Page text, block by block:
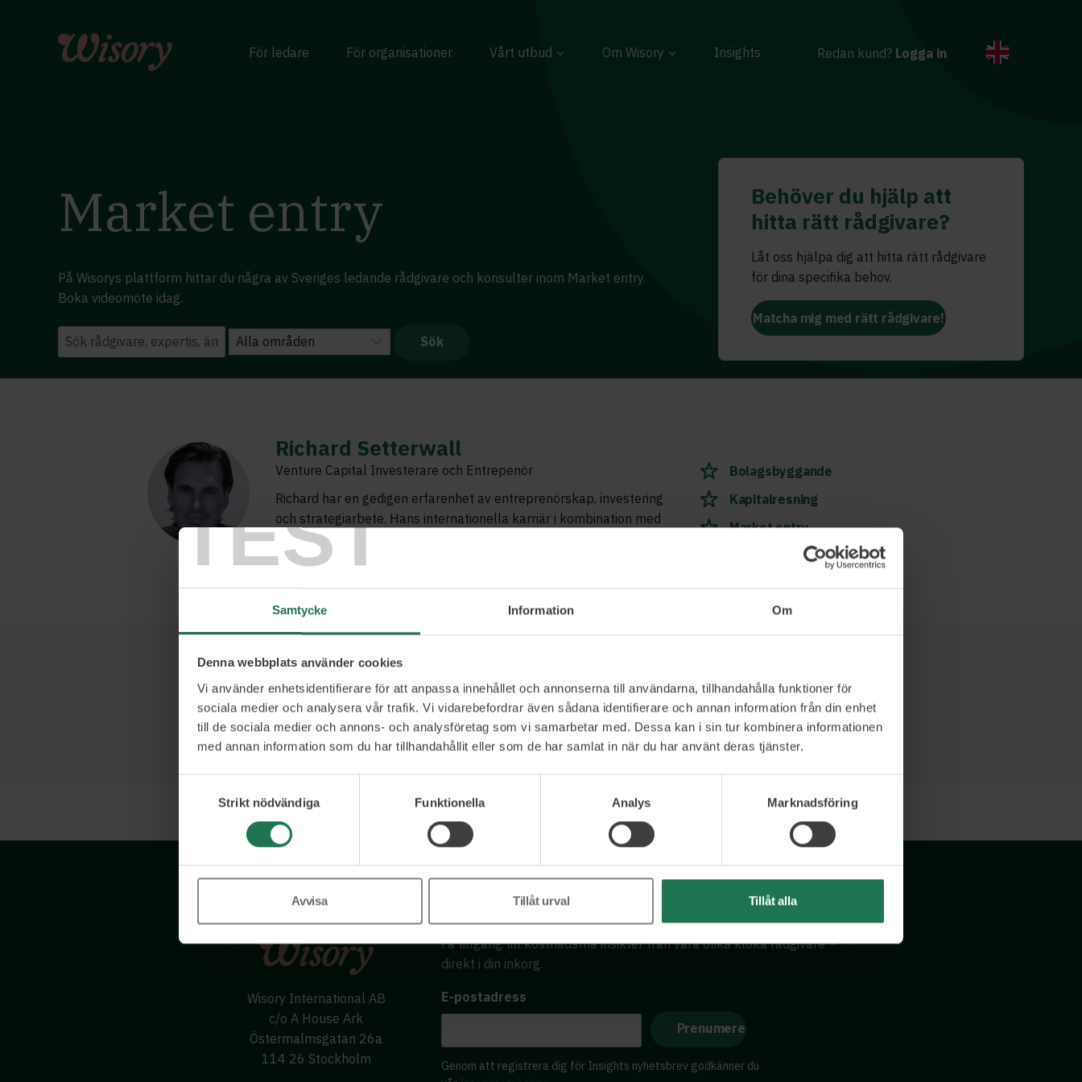
TEST
Samtycke Information Om
Denna webbplats använder cookies
Vi använder enhetsidentifierare för att anpassa innehållet och annonserna till användarna, tillhandahålla funktioner för
sociala medier och analysera vår trafik. Vi vidarebefordrar även sådana identifierare och annan information från din enhet
till de sociala medier och annons- och analysföretag som vi samarbetar med. Dessa kan i sin tur kombinera informationen
med annan information som du har tillhandahållit eller som de har samlat in när du har använt deras tjänster.
Strikt nödvändiga
Funktionella Analys Marknadsföring
Avvisa Tillåt urval Tillåt alla
För ledare För organisationer Vårt utbud Om Wisory Insights Redan kund? Logga in
Market entry
På Wisorys plattform hittar du några av Sveriges ledande rådgivare och konsulter inom Market entry.
Boka videomöte idag.
Behöver du hjälp att
hitta rätt rådgivare?
Låt oss hjälpa dig att hitta rätt rådgivare
för dina specifika behov.
Matcha mig med rätt rådgivare!
Richard Setterwall
Venture Capital Investerare och Entrepenör
Richard har en gedigen erfarenhet av entreprenörskap, investering
och strategiarbete. Hans internationella karriär i kombination med
det faktum att han varit verksam i branschen som anställd,
egenföretagare och som investerare resulterar i kapacitet att se
Bolagsbyggande
Kapitalresning
Market entry
Ett urval av våra kunder
Wisory International AB
c/o A House Ark
Östermalmsgatan 26a
114 26 Stockholm
Få tillgång till kostnadsfria insikter från våra olika kloka rådgivare –
direkt i din inkorg.
E-postadress
Genom att registrera dig för Insights nyhetsbrev godkänner du